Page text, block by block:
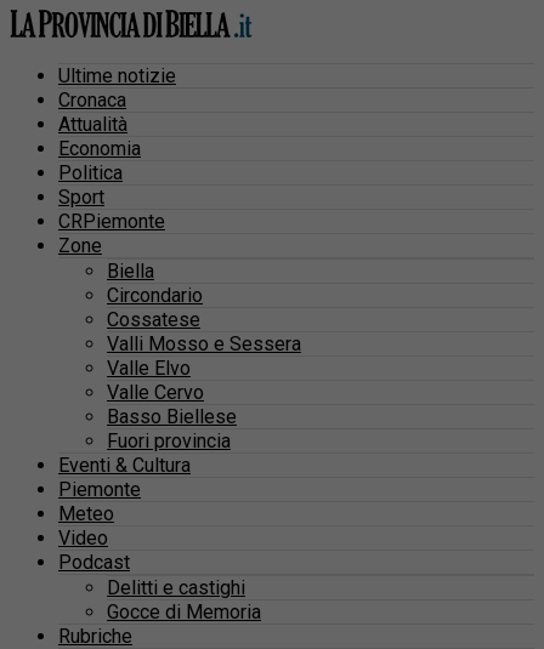
Ultime notizie
Cronaca
Attualità
Economia
Politica
Sport
CRPiemonte
Zone
Biella
Circondario
Cossatese
Valli Mosso e Sessera
Valle Elvo
Valle Cervo
Basso Biellese
Fuori provincia
Eventi & Cultura
Piemonte
Meteo
Video
Podcast
Delitti e castighi
Gocce di Memoria
Rubriche